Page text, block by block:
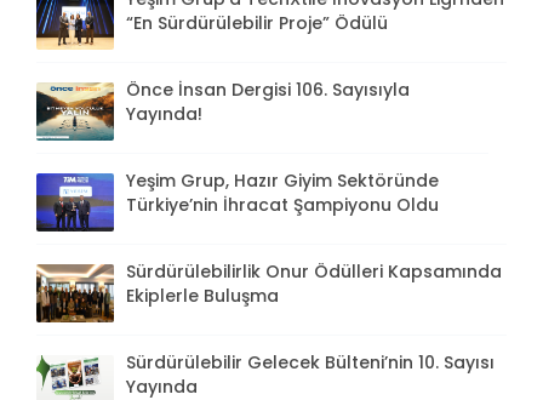
“En Sürdürülebilir Proje” Ödülü
Önce İnsan Dergisi 106. Sayısıyla
Yayında!
Yeşim Grup, Hazır Giyim Sektöründe
Türkiye’nin İhracat Şampiyonu Oldu
Sürdürülebilirlik Onur Ödülleri Kapsamında
Ekiplerle Buluşma
Sürdürülebilir Gelecek Bülteni’nin 10. Sayısı
Yayında